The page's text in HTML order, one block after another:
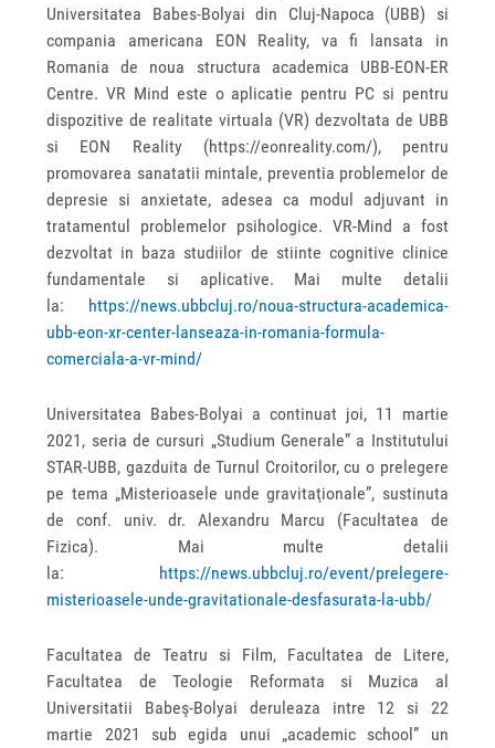
Universitatea Babes-Bolyai din Cluj-Napoca (UBB) si
compania americana EON Reality, va fi lansata in
Romania de noua structura academica UBB-EON-ER
Centre. VR Mind este o aplicatie pentru PC si pentru
dispozitive de realitate virtuala (VR) dezvoltata de UBB
si EON Reality (https://eonreality.com/), pentru
promovarea sanatatii mintale, preventia problemelor de
depresie si anxietate, adesea ca modul adjuvant in
tratamentul problemelor psihologice. VR-Mind a fost
dezvoltat in baza studiilor de stiinte cognitive clinice
fundamentale si aplicative. Mai multe detalii
la:
https://news.ubbcluj.ro/noua-structura-academica-
ubb-eon-xr-center-lanseaza-in-romania-formula-
comerciala-a-vr-mind/
Universitatea Babes-Bolyai a continuat joi, 11 martie
2021, seria de cursuri „Studium Generale” a Institutului
STAR-UBB, gazduita de Turnul Croitorilor, cu o prelegere
pe tema „Misterioasele unde gravitaţionale”, sustinuta
de conf. univ. dr. Alexandru Marcu (Facultatea de
Fizica). Mai multe detalii
la: https://news.ubbcluj.ro/event/prelegere-
misterioasele-unde-gravitationale-desfasurata-la-ubb/
Facultatea de Teatru si Film, Facultatea de Litere,
Facultatea de Teologie Reformata si Muzica al
Universitatii Babeş-Bolyai deruleaza intre 12 si 22
martie 2021 sub egida unui „academic school” un